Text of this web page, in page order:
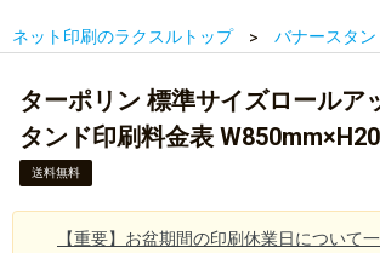
ネット印刷のラクスルトップ バナースタン
ターポリン 標準サイズロールア
タンド印刷料金表
送料無料
【重要】お盆期間の印刷休業日について